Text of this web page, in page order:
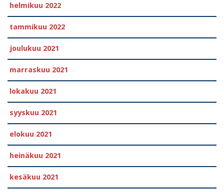
helmikuu 2022
tammikuu 2022
joulukuu 2021
marraskuu 2021
lokakuu 2021
syyskuu 2021
elokuu 2021
heinäkuu 2021
kesäkuu 2021